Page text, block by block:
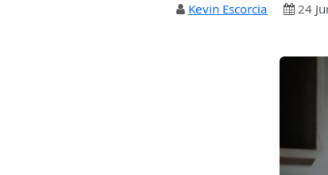
Kevin Escorcia 24